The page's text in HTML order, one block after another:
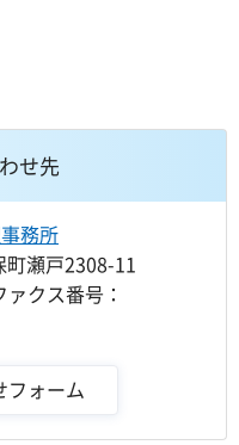
せ先
務所
瀬戸2308-11
クス番号：